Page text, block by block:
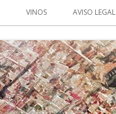
MILAGROS (2)
VINOS AVISO LEGAL